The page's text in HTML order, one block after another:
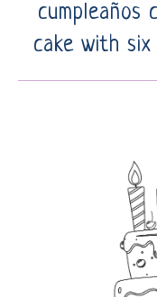
cumpleaños
cake with